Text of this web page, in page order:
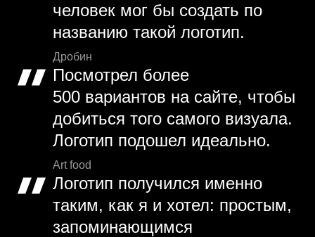
человек мог бы создать по
названию такой логотип.
Дробин
Посмотрел более
500 вариантов на сайте, чтобы
добиться того самого визуала.
Логотип подошел идеально.
Art food
Логотип получился именно
таким, как я и хотел: простым,
запоминающимся